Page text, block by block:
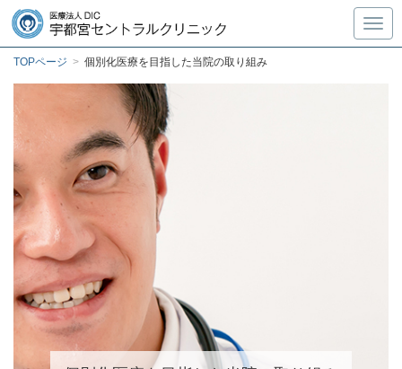
TOPページ > 個別化医療を目指した当院の取り組み